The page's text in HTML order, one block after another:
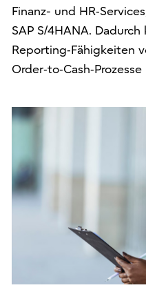
Finanz- und
SAP S/4HANA.
Reporting‑Fähigkeiten